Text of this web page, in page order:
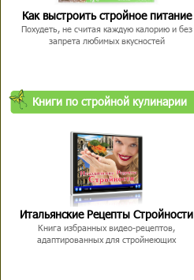
Как выстроить стройное питание
Похудеть, не считая каждую калорию и без
запрета любимых вкусностей
Книги по стройной кулинарии
Итальянские Рецепты Стройности
Книга избранных видео-рецептов,
адаптированных для стройнеющих